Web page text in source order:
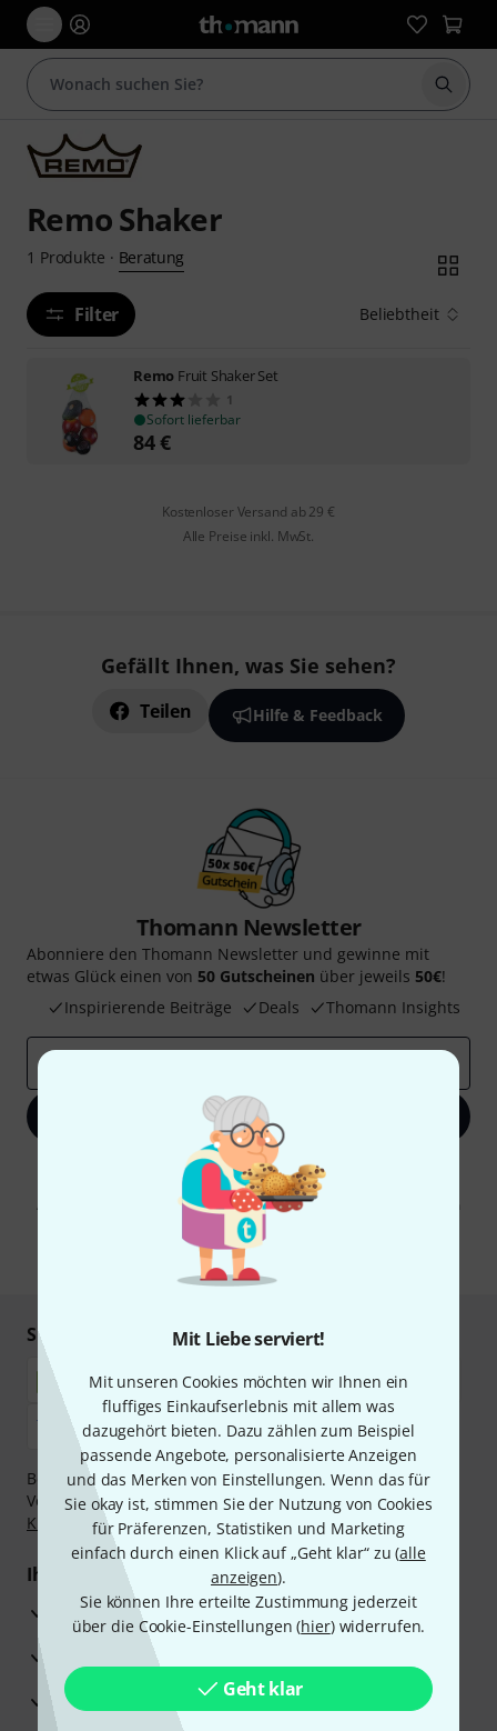
Mit Liebe serviert!
Mit unseren Cookies möchten wir Ihnen ein
fluffiges Einkaufserlebnis mit allem was
dazugehört bieten. Dazu zählen zum Beispiel
passende Angebote, personalisierte Anzeigen
und das Merken von Einstellungen. Wenn das für
Sie okay ist, stimmen Sie der Nutzung von Cookies
für Präferenzen, Statistiken und Marketing
einfach durch einen Klick auf „Geht klar“ zu (alle
anzeigen).
Sie können Ihre erteilte Zustimmung jederzeit
über die Cookie-Einstellungen (hier) widerrufen.
Geht klar
Suche
Remo Shaker
1 Produkte · Beratung
Filter Beliebtheit
Remo Fruit Shaker Set
1
Sofort lieferbar
84€
Kostenloser Versand ab 29 €
Alle Preise inkl. MwSt.
Gefällt Ihnen, was Sie sehen?
Teilen Hilfe & Feedback
Thomann Newsletter
Abonniere den Thomann Newsletter und gewinne mit
etwas Glück einen von 50 Gutscheinen über jeweils 50€!
Inspirierende Beiträge
Deals Thomann Insights
Jetzt anmelden
Mit Klick auf „Jetzt anmelden“ stimmen Sie dem Erhalt von E-Mail-
Werbung und einer Messung des E-Mail-Nutzungsverhaltens zu. Die
Abmeldung ist jederzeit möglich. Weitere Informationen finden Sie in
Datenschutzhinweisen
* Pflichtfeld
Sicher einkaufen & bezahlen
Bezahlen Sie vertraulich und sicher per Nachnahme,
Vorkasse, PayPal, Amazon Pay,Klarna Sofort bezahlen,
Klarna Ratenzahlungoder Kreditkarte.
Ihre Vorteile
3 Jahre Thomann Garantie
30 Tage Money-Back-Garantie
Reparaturservice